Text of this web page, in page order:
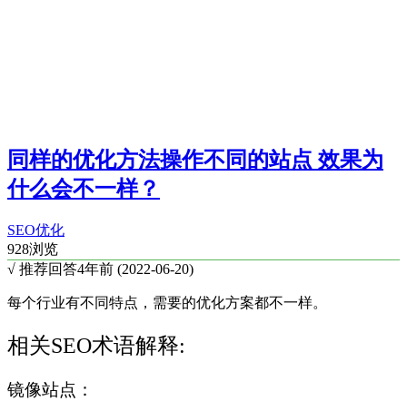
同样的优化方法操作不同的站点 效果为
什么会不一样？
SEO优化
928浏览
√ 推荐回答4年前 (2022-06-20)
每个行业有不同特点，需要的优化方案都不一样。
相关SEO术语解释:
镜像站点：